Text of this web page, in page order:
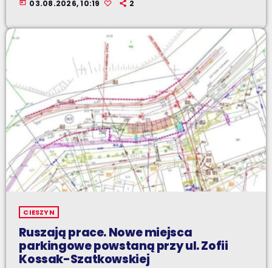
today 03.08.2026, 10:19 2
CIESZYN
Ruszają prace. Nowe miejsca
parkingowe powstaną przy ul. Zofii
Kossak-Szatkowskiej